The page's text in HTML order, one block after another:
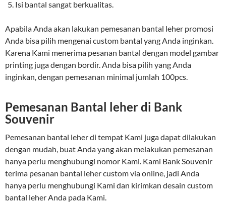
Isi bantal sangat berkualitas.
Apabila Anda akan lakukan pemesanan bantal leher promosi
Anda bisa pilih mengenai custom bantal yang Anda inginkan.
Karena Kami menerima pesanan bantal dengan model gambar
printing juga dengan bordir. Anda bisa pilih yang Anda
inginkan, dengan pemesanan minimal jumlah 100pcs.
Pemesanan Bantal leher di Bank
Souvenir
Pemesanan bantal leher di tempat Kami juga dapat dilakukan
dengan mudah, buat Anda yang akan melakukan pemesanan
hanya perlu menghubungi nomor Kami. Kami Bank Souvenir
terima pesanan bantal leher custom via online, jadi Anda
hanya perlu menghubungi Kami dan kirimkan desain custom
bantal leher Anda pada Kami.